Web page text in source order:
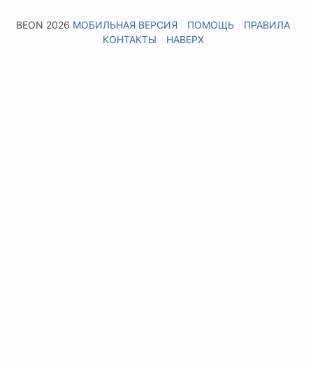
BEON 2026 МОБИЛЬНАЯ ВЕРСИЯ ПОМОЩЬ
ПРАВИЛА
КОНТАКТЫ
НАВЕРХ